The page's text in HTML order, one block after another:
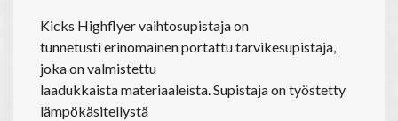
Kicks Highflyer vaihtosupistaja on
tunnetusti erinomainen portattu tarvikesupistaja,
joka on valmistettu
laadukkaista materiaaleista. Supistaja on työstetty
lämpökäsitellystä